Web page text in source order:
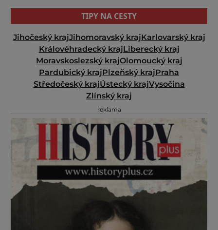
TIPY NA CESTY
Jihočeský krajJihomoravský krajKarlovarský kraj
Královéhradecký krajLiberecký kraj
Moravskoslezský krajOlomoucký kraj
Pardubický krajPlzeňský krajPraha
Středočeský krajÚstecký krajVysočina
Zlínský kraj
reklama